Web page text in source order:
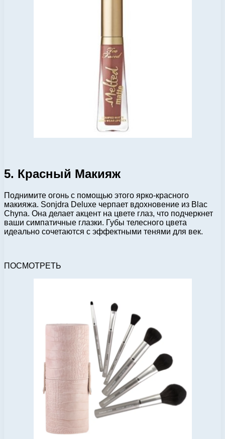
5. Красный Макияж
Поднимите огонь с помощью этого ярко-красного
макияжа. Sonjdra Deluxe черпает вдохновение из Blac
Chyna. Она делает акцент на цвете глаз, что подчеркнет
ваши симпатичные глазки. Губы телесного цвета
идеально сочетаются с эффектными тенями для век.
ПОСМОТРЕТЬ